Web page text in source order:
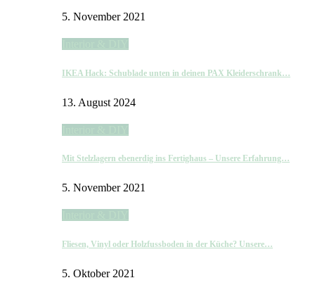
5. November 2021
IKEA Hack: Schublade unten in deinen PAX Kleiderschrank…
13. August 2024
Mit Stelzlagern ebenerdig ins Fertighaus – Unsere Erfahrung…
5. November 2021
Fliesen, Vinyl oder Holzfussboden in der Küche? Unsere…
5. Oktober 2021